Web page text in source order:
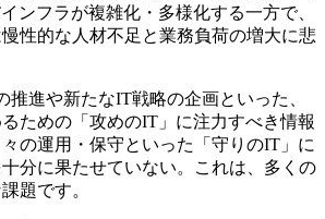
ンフラが複雑化・多様化する一方で、
性的な人材不足と業務負荷の増大に悲
進や新たなIT戦略の企画といった、
ための「攻めのIT」に注力すべき情報
の運用・保守といった「守りのIT」に
分に果たせていない。これは、多くの
題です。